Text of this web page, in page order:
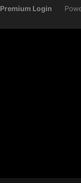
Premium Login